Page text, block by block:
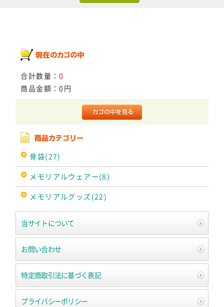
合計数量：0
商品金額：0円
骨袋(27)
メモリアルウェアー(8)
メモリアルグッズ(22)
当サイトについて
お問い合わせ
特定商取引法に基づく表記
プライバシーポリシー